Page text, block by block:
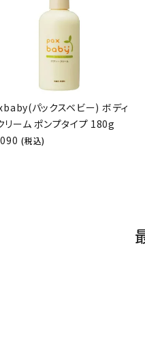
パックスベビー) ボディ
リーム ポンプタイプ 180g
(税込)